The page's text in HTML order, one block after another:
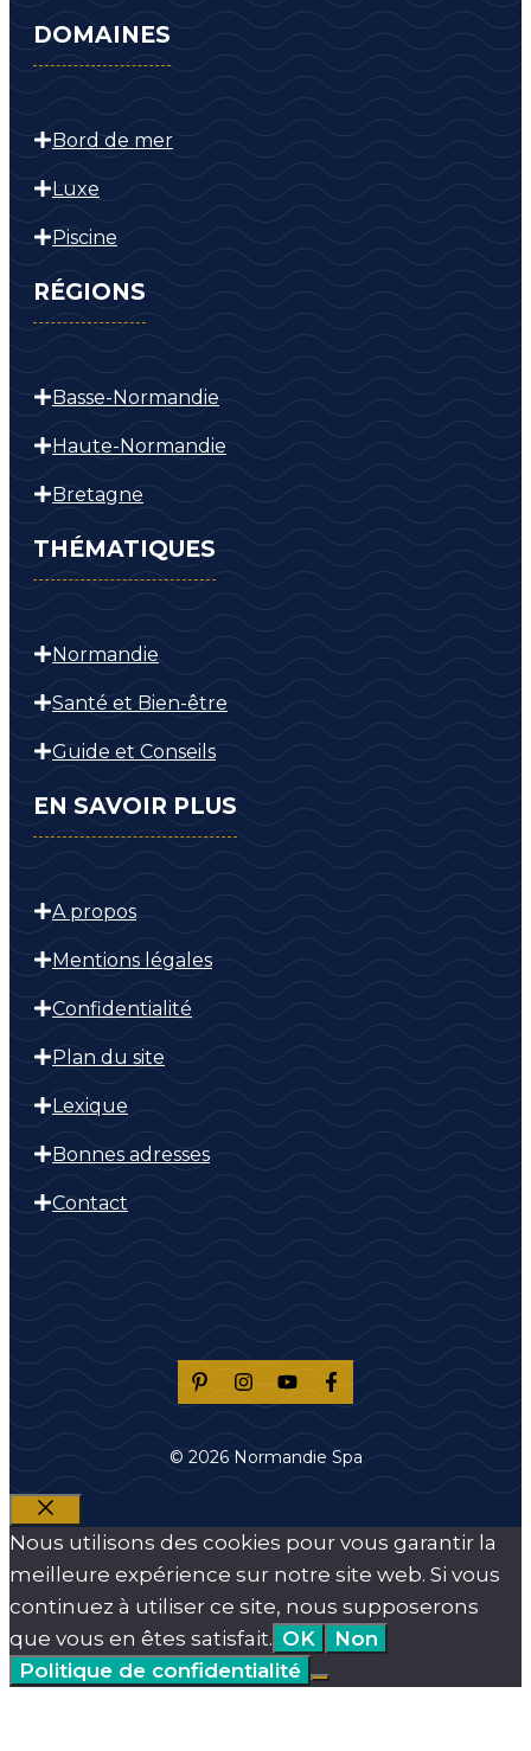
DOMAINES
Bord de mer
Luxe
Piscine
RÉGIONS
Basse-Normandie
Haute-Normandie
Bretagne
THÉMATIQUES
Normandie
Santé et Bien-être
Guide et Conseils
EN SAVOIR PLUS
A propos
Mentions légales
Confidentialité
Plan du site
Lexique
Bonnes adresses
Contact
© 2026 Normandie Spa
Fermer
Nous utilisons des cookies pour vous garantir la
meilleure expérience sur notre site web. Si vous
continuez à utiliser ce site, nous supposerons
que vous en êtes satisfait. OK
Non
Politique de confidentialité